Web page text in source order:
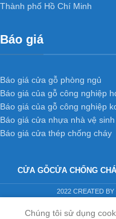
Thành phố Hồ Chí Minh
Báo giá
Báo giá cửa gỗ phòng ngủ
Báo giá của gỗ công nghiệp
Báo giá của gỗ công nghiệp
Báo giá cửa nhựa nhà vệ sinh
Báo giá cửa thép chống cháy
CỬA GỖCỬA CHỐNG
2022 CREATED BY
Chúng tôi sử dụng